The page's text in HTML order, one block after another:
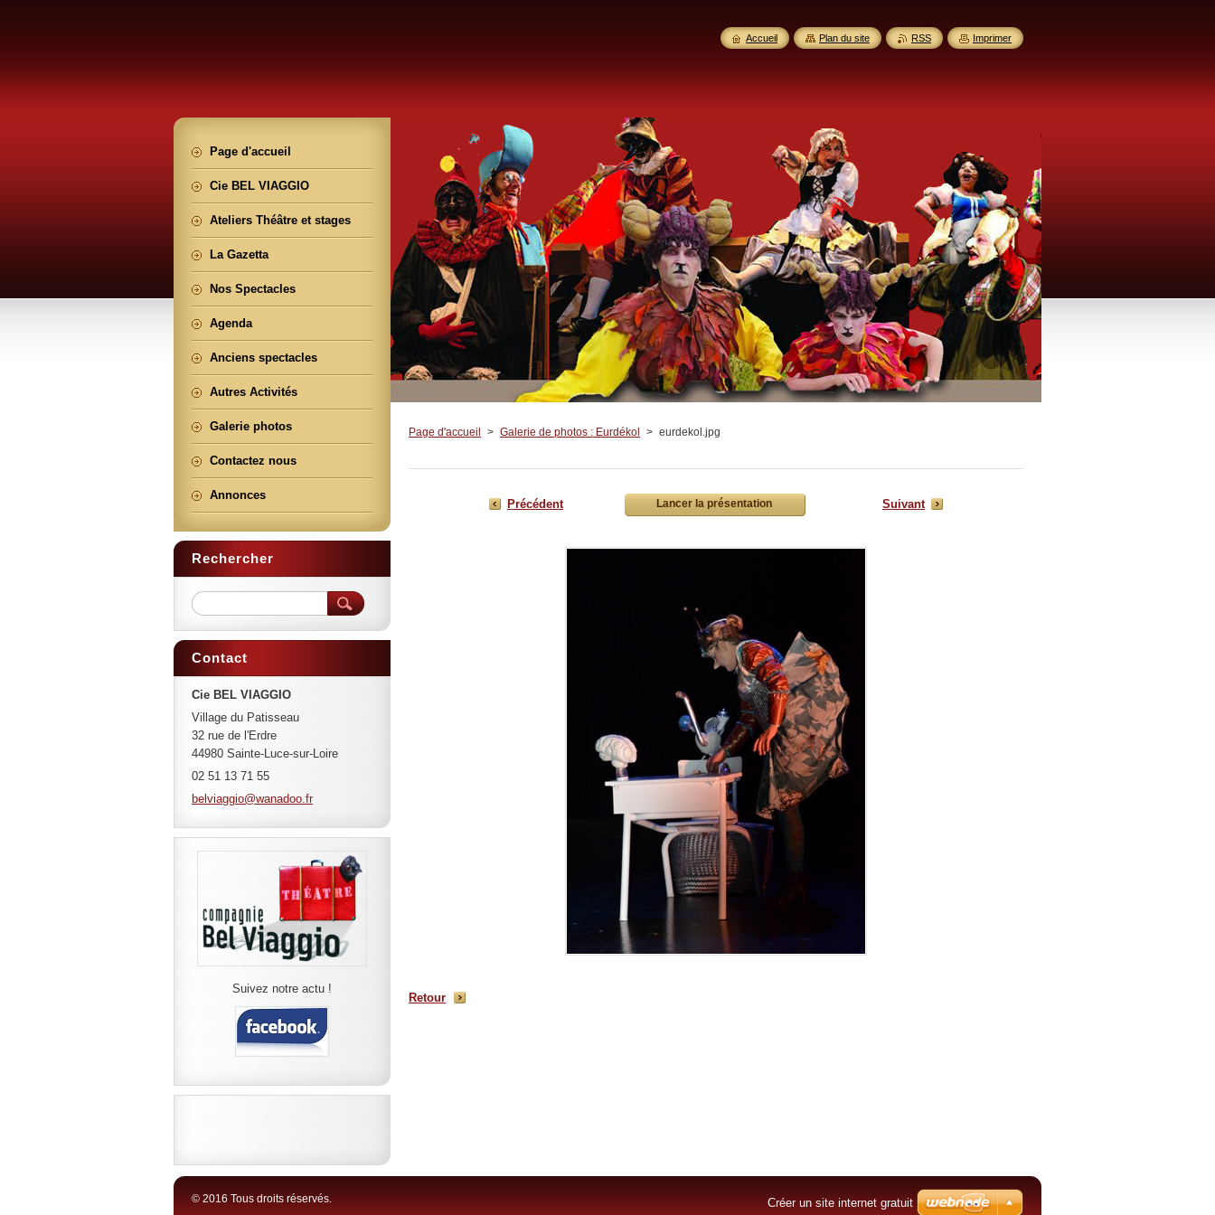
Page d'accueil > Galerie de photos : Eurdékol > eurdekol.jpg
Précédent Lancer la présentation Suivant
Retour
Page d'accueil
Cie BEL VIAGGIO
Ateliers Théâtre et stages
La Gazetta
Nos Spectacles
Agenda
Anciens spectacles
Autres Activités
Galerie photos
Contactez nous
Annonces
Rechercher
Contact
Cie BEL VIAGGIO
Village du Patisseau
32 rue de l'Erdre
44980 Sainte-Luce-sur-Loire
02 51 13 71 55
belviaggio@wanadoo.fr
Suivez notre actu !
© 2016 Tous droits réservés.
Accueil Plan du site RSS Imprimer
Créer un site internet gratuit